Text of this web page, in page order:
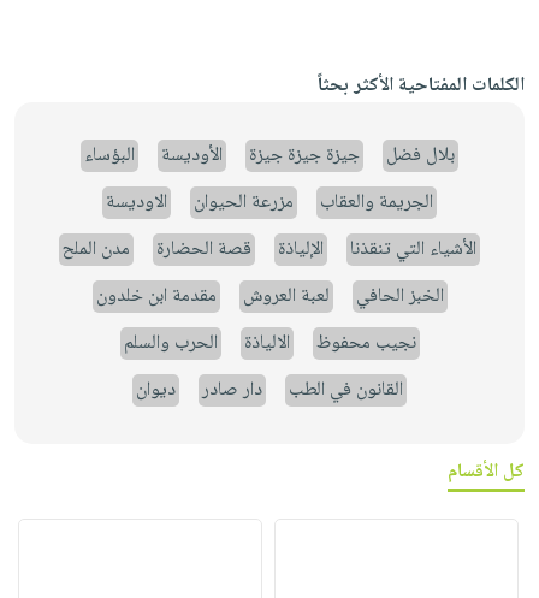
الكلمات المفتاحية الأكثر بحثاً
بلال فضل جيزة جيزة جيزة الأوديسة
البؤساء
الجريمة والعقاب
مزرعة الحيوان
الاوديسة
الأشياء التي تنقذنا
الإلياذة قصة الحضارة
مدن الملح
الخبز الحافي
لعبة العروش
مقدمة ابن خلدون
نجيب محفوظ
الالياذة
الحرب والسلم
القانون في الطب
دار صادر ديوان
كل الأقسام